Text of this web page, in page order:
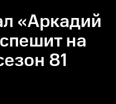
«Аркадий
на
81